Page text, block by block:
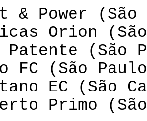
& Power (São
Orion
Patente (São
FC (São
EC (São
Primo